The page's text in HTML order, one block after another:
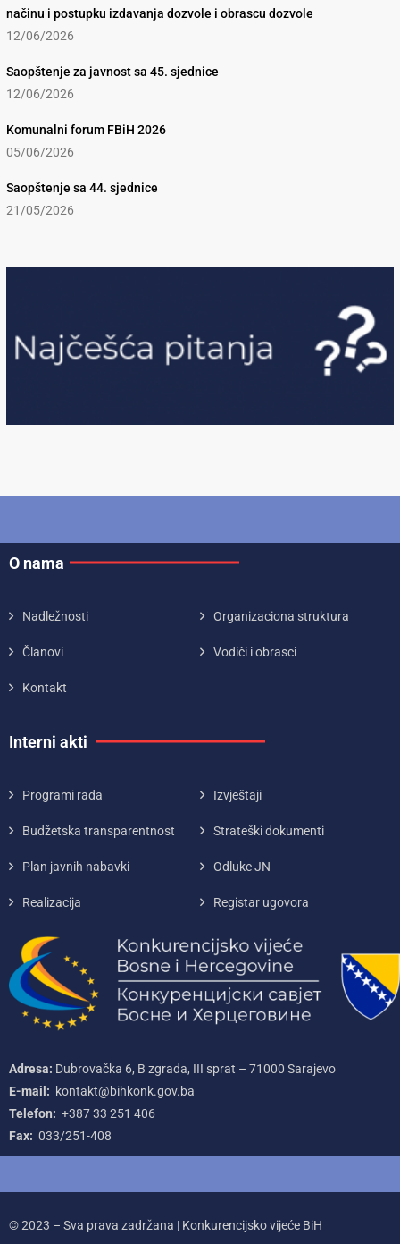
načinu i postupku izdavanja dozvole i obrascu dozvole
12/06/2026
Saopštenje za javnost sa 45. sjednice
12/06/2026
Komunalni forum FBiH 2026
05/06/2026
Saopštenje sa 44. sjednice
21/05/2026
O nama
Nadležnosti Organizaciona struktura
Članovi Vodiči i obrasci
Kontakt
Interni akti
Programi rada Izvještaji
Budžetska transparentnost Strateški dokumenti
Plan javnih nabavki Odluke JN
Realizacija Registar ugovora
Adresa: Dubrovačka 6, B zgrada, III sprat – 71000‌ Sarajevo
E-mail: kontakt@bihkonk.gov.ba
Telefon: +387‌ 33‌ 251‌ 406
Fax: 033/251-408
© 2023 – Sva prava zadržana | Konkurencijsko vijeće BiH